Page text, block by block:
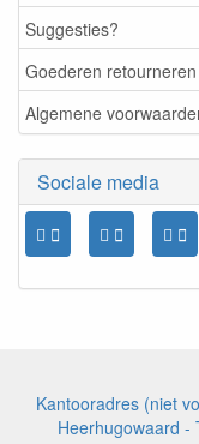
Suggesties?
Goederen retourneren
Algemene
Sociale media
Kantooradres (niet
Heerhugowaard -